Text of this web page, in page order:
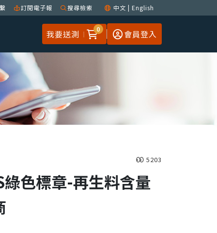
訂閱電子報 搜尋檢索 中文 | English
我要送測 0 會員登入
5203
色標章-再生料含量